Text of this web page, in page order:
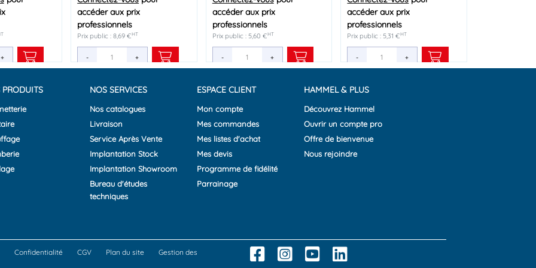
+
accéder aux prix
professionnels
Prix public : 8,69 €HT
- +
accéder aux prix
professionnels
Prix public : 5,60 €HT
- +
accéder aux prix
professionnels
Prix public : 5,31 €HT
- +
+
accéder aux prix
professionnels
Prix public : 9,80 €HT
- +
accéder aux prix
professionnels
Prix public : 2,76 €HT
- +
accéder aux prix
professionnels
Prix public : 6,27 €HT
- +
+
accéder aux prix
professionnels
Prix public : 6,29 €HT
- +
accéder aux prix
professionnels
Prix public : 5,85 €HT
- +
accéder aux prix
professionnels
Prix public : 7,18 €HT
- +
PRODUITS NOS SERVICES
Nos catalogues
Livraison
Service Après Vente
Implantation Stock
Implantation Showroom
Bureau d'études
techniques
ESPACE CLIENT
Mon compte
Mes commandes
Mes listes d'achat
Mes devis
Programme de fidélité
Parrainage
HAMMEL & PLUS
Découvrez Hammel
Ouvrir un compte pro
Offre de bienvenue
Nous rejoindre
Confidentialité CGV Plan du site
Gestion des